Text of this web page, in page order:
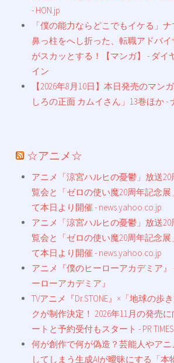
- HON.jp
「僕の能力ならどこでもイケる」
鼻っ柱をへし折った、転職アドバイ
がスカッとする！【マンガ】 - ダイ
イン
【2026年8月10日】本日発売のマン
しろの正面 カムイさん」13巻ほか -
☆アニメ☆
アニメ「涼宮ハルヒの憂鬱」放送
覧会と「ゼロの使い魔20周年記念
て本日より開催 - news.yahoo.co.jp
アニメ「涼宮ハルヒの憂鬱」放送
覧会と「ゼロの使い魔20周年記念
て本日より開催 - news.yahoo.co.jp
アニメ『僕のヒーローアカデミア』
ーローアカデミア』
TVアニメ『Dr.STONE』×「地球の歩
クが制作決定！ 2026年11月の発売
ートと予約受付もスタート - PR TIMES
何が創作で何が偽造？芸能人やア
してしまう生成AIが曖昧にする「本